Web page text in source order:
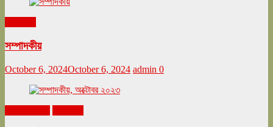
সম্পাদকীয়
October 6, 2024October 6, 2024 admin 0